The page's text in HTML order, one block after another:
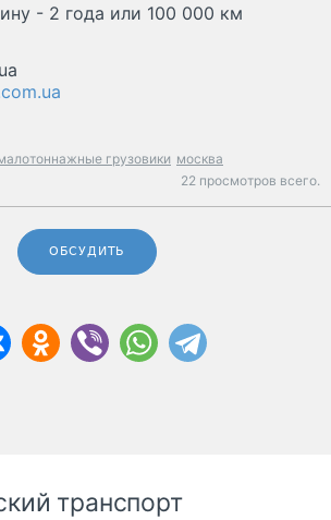
- 2 года или 100 000 км
грузовики москва
22 просмотров всего.
ОБСУДИТЬ
транспорт